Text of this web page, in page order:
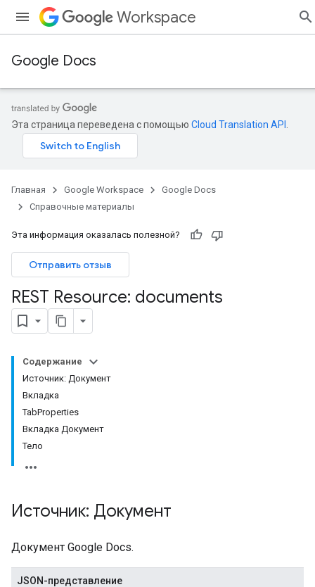
Workspace
Google Docs
Эта страница переведена с помощью Cloud Translation API
Главная Google Workspace
Google Docs
Справочные материалы
Эта информация оказалась полезной?
Отправить отзыв
REST Resource: documents
Содержание
Источник: Документ
Вкладка
TabProperties
Вкладка Документ
Тело
Источник: Документ
Документ Google Docs.
JSON-представление